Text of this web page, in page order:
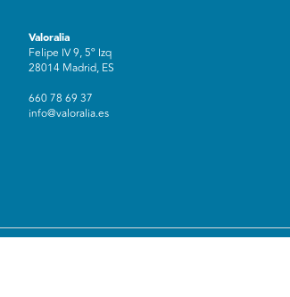
Valoralia
Felipe IV 9, 5º Izq
28014 Madrid, ES
660 78 69 37
info@valoralia.es